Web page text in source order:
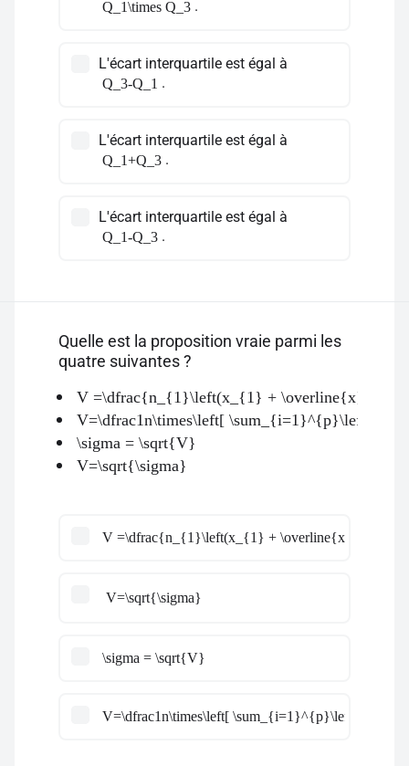
Q_1\times Q_3 .
L'écart interquartile est égal à
Q_3-Q_1 .
L'écart interquartile est égal à
Q_1+Q_3 .
L'écart interquartile est égal à
Q_1-Q_3 .
Quelle est la proposition vraie parmi les
quatre suivantes ?
V =\dfrac{n_{1}\left(x_{1} +
V=\dfrac1n\times\left[ \sum_{i=1}^{p}\left(
\sigma = \sqrt{V}
V=\sqrt{\sigma}
V =\dfrac{n_{1}\left(x_{1} +
V=\sqrt{\sigma}
\sigma = \sqrt{V}
V=\dfrac1n\times\left[ \sum_{i=1}^{p}\left( n_ix_i